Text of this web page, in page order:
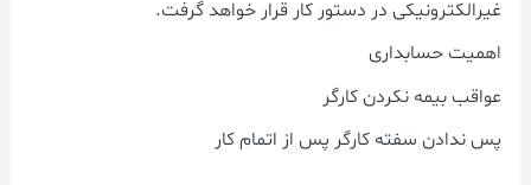
غیرالکترونیکی در دستور کار قرار خواهد گرفت.
اهمیت حسابداری
عواقب بیمه نکردن کارگر
پس ندادن سفته کارگر پس از اتمام کار